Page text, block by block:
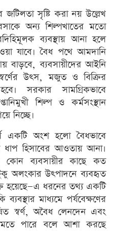
সৃষ্টি করা নয় উল্লেখ
অন্য শিল্পখাতের মতো
ব্যবস্থায় আনা হলে
যাবে। বৈধ পথে আমদানি
বাড়বে, ব্যবসায়ীদের আইনি
উৎস, মজুত ও বিক্রির
সরকার সামগ্রিকভাবে
শিল্প ও কর্মসংস্থান
নিচ্ছে।
একটি অংশ হলো বৈধভাবে
ধাপ হিসাবের আওতায় আনা।
কোন ব্যবসায়ীর কাছে কত
অলংকার উৎপাদনে ব্যবহৃত
হয়েছে—এ ধরনের তথ্য একটি
মাধ্যমে পর্যবেক্ষণের
স্বর্ণ, অবৈধ লেনদেন এবং
পারে বলে আশা করছে